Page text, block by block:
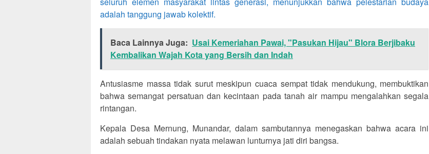
adalah tanggung jawab kolektif.
Baca Lainnya Juga: Usai Kemeriahan Pawai, "Pasukan Hijau" Blora Berjibaku
Kembalikan Wajah Kota yang Bersih dan Indah
Antusiasme massa tidak surut meskipun cuaca sempat tidak mendukung, membuktikan
bahwa semangat persatuan dan kecintaan pada tanah air mampu mengalahkan segala
rintangan.
Kepala Desa Mernung, Munandar, dalam sambutannya menegaskan bahwa acara ini
adalah sebuah tindakan nyata melawan lunturnya jati diri bangsa.